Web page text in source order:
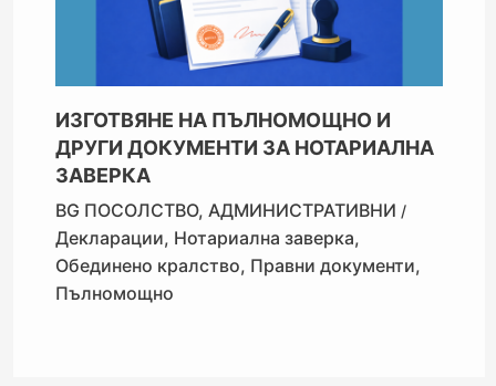
ИЗГОТВЯНЕ НА ПЪЛНОМОЩНО И
ДРУГИ ДОКУМЕНТИ ЗА НОТАРИАЛНА
ЗАВЕРКА
BG ПОСОЛСТВО, АДМИНИСТРАТИВНИ /
Декларации, Нотариална заверка,
Обединено кралство, Правни документи,
Пълномощно